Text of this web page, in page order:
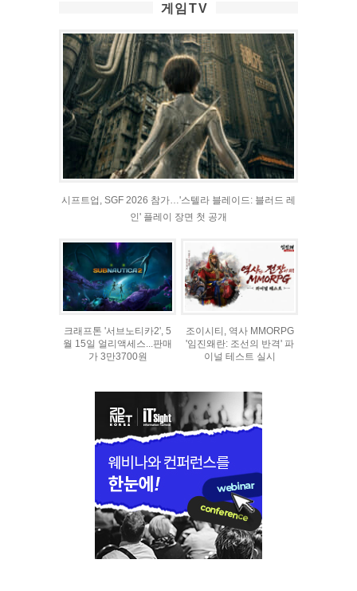
게임TV
시프트업, SGF 2026 참가…'스텔라 블레이드: 블러드 레
인' 플레이 장면 첫 공개
크래프톤 '서브노티카2', 5
월 15일 얼리액세스...판매
가 3만3700원
조이시티, 역사 MMORPG
'임진왜란: 조선의 반격' 파
이널 테스트 실시